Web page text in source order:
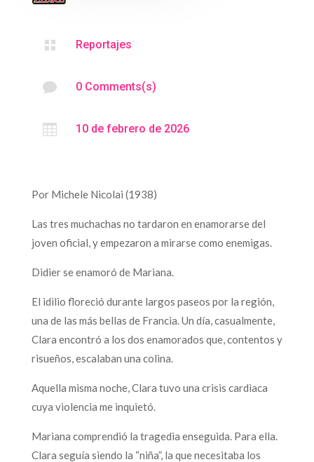
 Reportajes
 0 Comments(s)
 10 de febrero de 2026
Por Michele Nicolai (1938)
Las tres muchachas no tardaron en enamorarse del
joven oficial, y empezaron a mirarse como enemigas.
Didier se enamoró de Mariana.
El idilio floreció durante largos paseos por la región,
una de las más bellas de Francia. Un día, casualmente,
Clara encontró a los dos enamorados que, contentos y
risueños, escalaban una colina.
Aquella misma noche, Clara tuvo una crisis cardiaca
cuya violencia me inquietó.
Mariana comprendió la tragedia enseguida. Para ella.
Clara seguía siendo la “niña”, la que necesitaba los